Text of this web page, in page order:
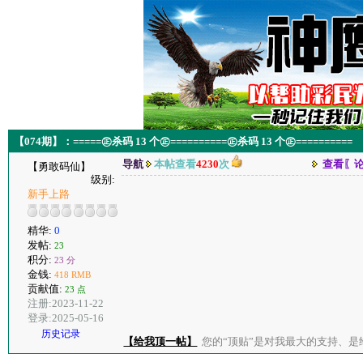
【074期】：=====㊣杀码 13 个㊣==========㊣杀码 13 个㊣==========
【勇敢码仙】
级别:
新手上路
精华: 0
发帖: 23
积分: 23 分
金钱: 418 RMB
贡献值: 23 点
注册:2023-11-22
登录:2025-05-16
历史记录
导航 本帖查看4230次 查看〖
【给我顶一帖】 您的“顶贴”是对我最大的支持、